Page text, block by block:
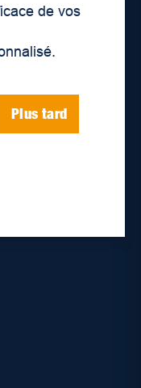
de vos
Plus tard